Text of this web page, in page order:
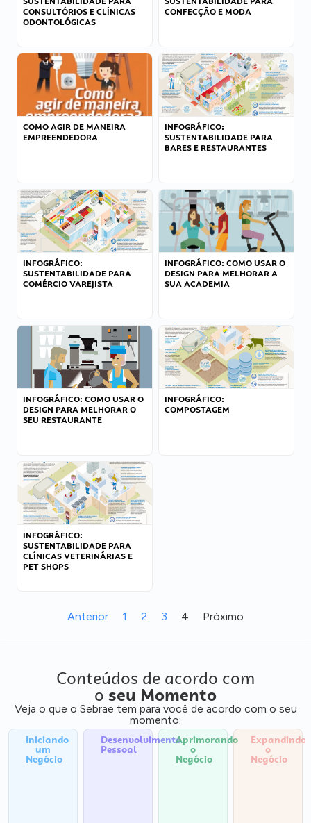
CONSULTÓRIOS E CLÍNICAS
ODONTOLÓGICAS
CONFECÇÃO E MODA
COMO AGIR DE MANEIRA
EMPREENDEDORA
INFOGRÁFICO:
SUSTENTABILIDADE PARA
BARES E RESTAURANTES
INFOGRÁFICO:
SUSTENTABILIDADE PARA
COMÉRCIO VAREJISTA
INFOGRÁFICO: COMO USAR O
DESIGN PARA MELHORAR A
SUA ACADEMIA
INFOGRÁFICO: COMO USAR O
DESIGN PARA MELHORAR O
SEU RESTAURANTE
INFOGRÁFICO:
COMPOSTAGEM
INFOGRÁFICO:
SUSTENTABILIDADE PARA
CLÍNICAS VETERINÁRIAS E
PET SHOPS
Anterior 1 2 3 4 Próximo
Conteúdos de acordo com
o seu Momento
Veja o que o Sebrae tem para você de acordo com o seu
momento:
Iniciando
um
Negócio
Desenvolvimento
Pessoal
Aprimorando
o
Negócio
Expandindo
o
Negócio